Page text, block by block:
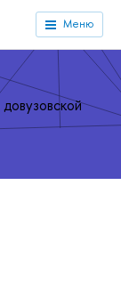
Меню